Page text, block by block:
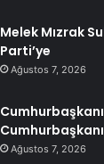
Melek Mızrak
Parti’ye
Ağustos 7, 2026
Ağustos 7, 2026